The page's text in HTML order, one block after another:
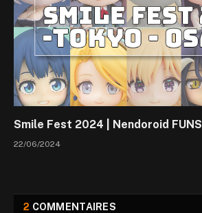
Smile Fest 2024 | Nendoroid FUNS
22/06/2024
2 COMMENTAIRES